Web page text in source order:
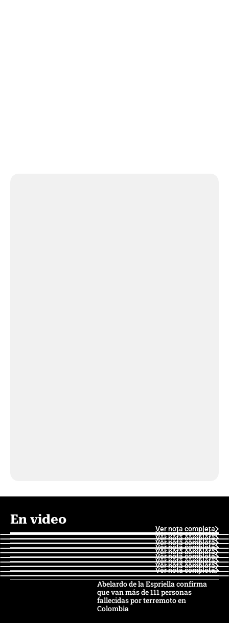
En video
Ver nota completa
Ver nota completa
Ver nota completa
Ver nota completa
Ver nota completa
Ver nota completa
Ver nota completa
Ver nota completa
Ver nota completa
Ver nota completa
Abelardo de la Espriella confirma
que van más de 111 personas
fallecidas por terremoto en
Colombia